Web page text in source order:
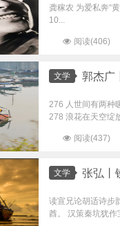
龚稼农 为爱私奔“
10...
阅读(406)
文学 郭杰广
276 人世间有两种
278 浪花在天空绽
阅读(437)
文学 张弘丨
读宣兄论胡适诗步
酋。 汉策秦坑犹